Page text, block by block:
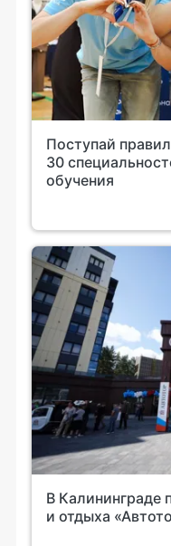
Поступай
30
обучения
В Калининграде
и отдыха